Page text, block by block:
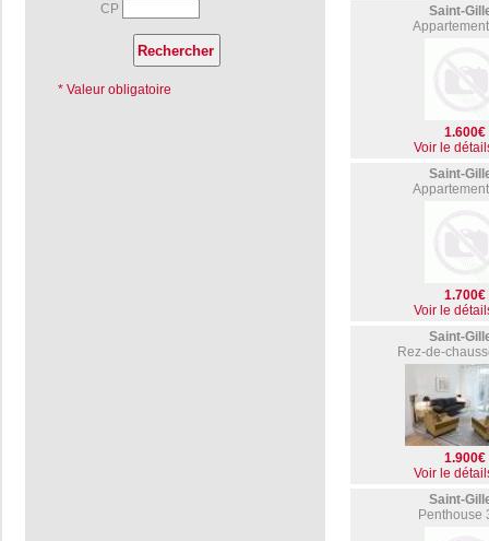
CP
* Valeur obligatoire
Saint-
1.600€
Voir le
Saint-
1.700€
Voir le
Saint-
Rez-de-
1.900€
Voir le
Saint-
Penthouse